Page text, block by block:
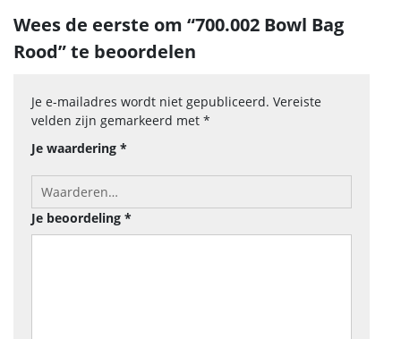
Wees de eerste om “700.002 Bowl Bag
Rood” te beoordelen
Je e-mailadres wordt niet gepubliceerd. Vereiste
velden zijn gemarkeerd met *
Je waardering *
Je beoordeling *